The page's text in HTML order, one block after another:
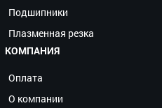
Подшипники
Плазменная резка
КОМПАНИЯ
Оплата
О компании